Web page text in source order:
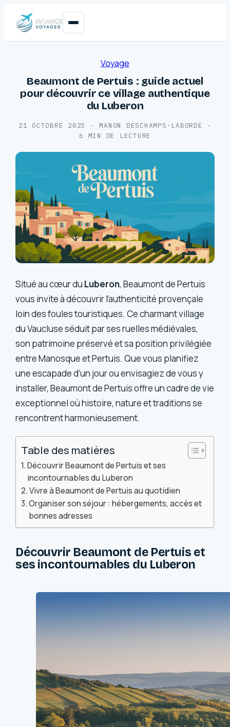
Voyage
Beaumont de Pertuis : guide actuel
pour découvrir ce village authentique
du Luberon
21 OCTOBRE 2025 · MANON DESCHAMPS-LABORDE
·
6 MIN DE LECTURE
Situé au cœur du Luberon, Beaumont de Pertuis
vous invite à découvrir l’authenticité provençale
loin des foules touristiques. Ce charmant village
du Vaucluse séduit par ses ruelles médiévales,
son patrimoine préservé et sa position privilégiée
entre Manosque et Pertuis. Que vous planifiez
une escapade d’un jour ou envisagiez de vous y
installer, Beaumont de Pertuis offre un cadre de vie
exceptionnel où histoire, nature et traditions se
rencontrent harmonieusement.
Table des matières
Découvrir Beaumont de Pertuis et ses
incontournables du Luberon
Vivre à Beaumont de Pertuis au quotidien
Organiser son séjour : hébergements, accès et
bonnes adresses
Découvrir Beaumont de Pertuis et
ses incontournables du Luberon